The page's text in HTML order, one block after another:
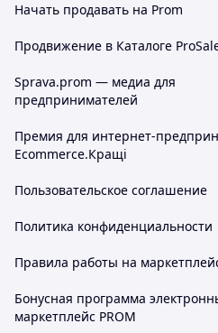
Начать продавать на Prom
Продвижение в Каталоге
Sprava.prom — медиа для
предпринимателей
Премия для интернет-
Ecommerce.Кращі
Пользовательское соглашение
Политика конфиденциальности
Правила работы на
Бонусная программа
маркетплейс PROM